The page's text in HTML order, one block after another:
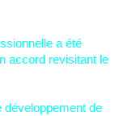
a été
accord revisitant le
développement de